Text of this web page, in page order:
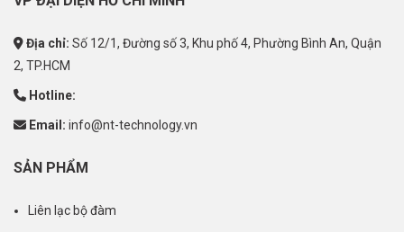
Địa chỉ: Số 12/1, Đường số 3, Khu phố 4, Phường Bình An, Quận
2, TP.HCM
Hotline:
Email: info@nt-technology.vn
SẢN PHẨM
Liên lạc bộ đàm